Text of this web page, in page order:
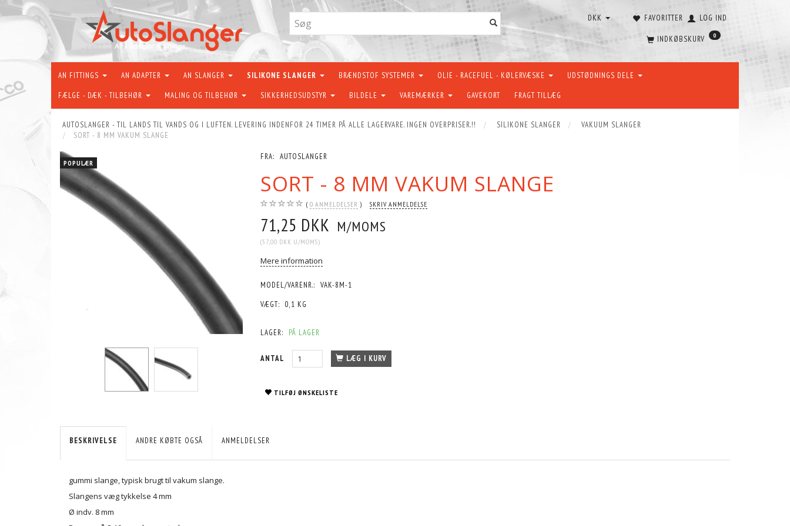
FAVORITTER LOG IND
DKK
INDKØBSKURV 0
AN FITTINGS AN ADAPTER AN SLANGER SILIKONE SLANGER BRÆNDSTOF SYSTEMER OLIE - RACEFUEL - KØLERVÆSKE UDSTØDNINGS DELE
FÆLGE - DÆK - TILBEHØR MALING OG TILBEHØR SIKKERHEDSUDSTYR BILDELE VAREMÆRKER GAVEKORT FRAGT TILLÆG
AUTOSLANGER - TIL LANDS TIL VANDS OG I LUFTEN. LEVERING INDENFOR 24 TIMER PÅ ALLE LAGERVARE. INGEN OVERPRISER.!! SILIKONE SLANGER
VAKUUM SLANGER
SORT - 8 MM VAKUM SLANGE
POPULÆR
POPULÆR
FRA: AUTOSLANGER
SORT - 8 MM VAKUM SLANGE
0 ANMELDELSER SKRIV ANMELDELSE
71,25 DKK M/MOMS
(57,00 DKK U/MOMS)
Mere information
MODEL/VARENR.:
VAK-8M-1
VÆGT:
0,1 KG
LAGER: PÅ LAGER
ANTAL LÆG I KURV
TILFØJ ØNSKELISTE
BESKRIVELSE ANDRE KØBTE OGSÅ ANMELDELSER
gummi slange, typisk brugt til vakum slange.
Slangens væg tykkelse 4 mm
Ø indv. 8 mm